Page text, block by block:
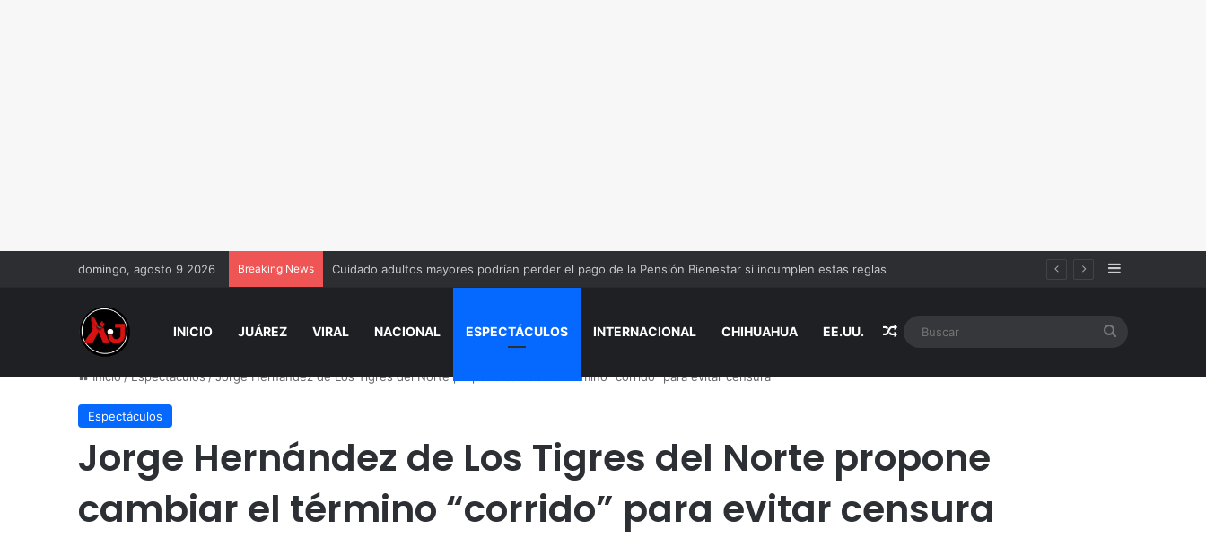
domingo, agosto 9 2026 Breaking News Hallan sin vida a una maestra y a sus dos hijos de 6 y 8 años Sidebar
INICIO JUÁREZ VIRAL NACIONAL ESPECTÁCULOS INTERNACIONAL CHIHUAHUA EE.UU. Random Article
Inicio/Espectáculos/Jorge Hernández de Los Tigres del Norte propone cambiar el término “corrido” para evitar censura
Espectáculos
Jorge Hernández de Los Tigres del Norte propone
cambiar el término “corrido” para evitar censura